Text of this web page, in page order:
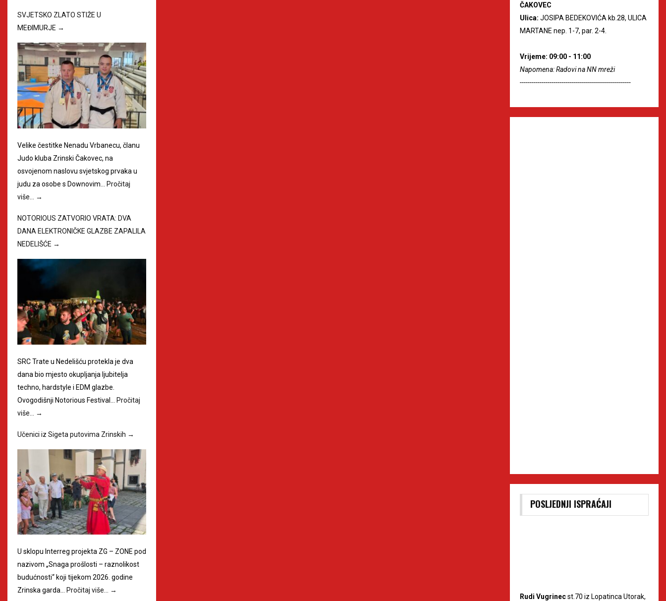
SVJETSKO ZLATO STIŽE U
MEĐIMURJE →
Velike čestitke Nenadu Vrbanecu, članu
Judo kluba Zrinski Čakovec, na
osvojenom naslovu svjetskog prvaka u
judu za osobe s Downovim…
Pročitaj
više…
→
NOTORIOUS ZATVORIO VRATA: DVA
DANA ELEKTRONIČKE GLAZBE ZAPALILA
NEDELIŠĆE →
SRC Trate u Nedelišću protekla je dva
dana bio mjesto okupljanja ljubitelja
techno, hardstyle i EDM glazbe.
Ovogodišnji Notorious Festival… Pročitaj
više…
→
Učenici iz Sigeta putovima Zrinskih →
U sklopu Interreg projekta ZG – ZONE pod
nazivom „Snaga prošlosti – raznolikost
budućnosti“ koji tijekom 2026. godine
Zrinska garda… Pročitaj više… →
ČAKOVEC
Ulica: JOSIPA BEDEKOVIĆA kb.28, ULICA
MARTANE nep. 1-7, par. 2-4.
Vrijeme: 09:00 - 11:00
Napomena: Radovi na NN mreži
--------------------------------------------------------
POSLJEDNJI ISPRAĆAJI
Rudi Vugrinecst.70 iz Lopatinca Utorak,